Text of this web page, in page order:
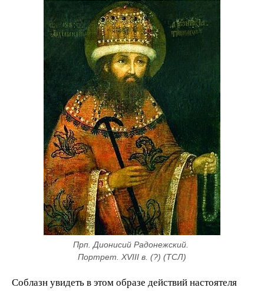
Прп. Дионисий Радонежский.
Портрет. XVIII в. (?) (ТСЛ)
Соблазн увидеть в этом образе действий настоятеля